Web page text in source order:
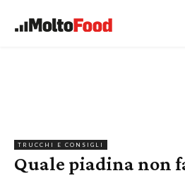
TRUCCHI E CONSIGLI
Quale piadina non